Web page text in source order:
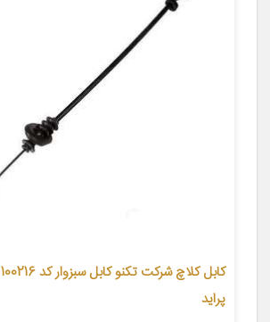
پراید